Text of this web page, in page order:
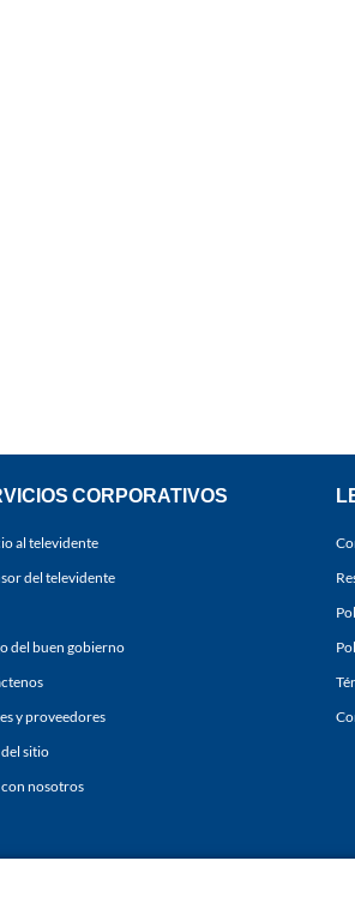
CORPORATIVOS
al televidente
del televidente
del buen gobierno
y proveedores
sitio
con nosotros